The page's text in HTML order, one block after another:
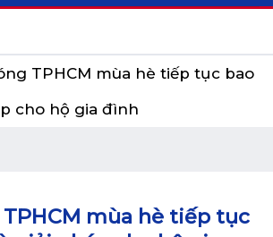
TPHCM mùa hè tiếp tục bao
cho hộ gia đình
mùa hè tiếp tục